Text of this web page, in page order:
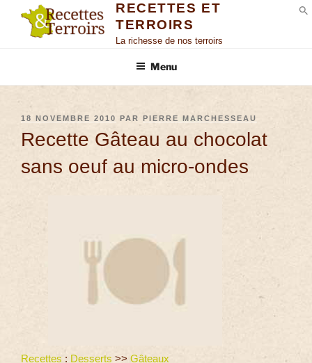
RECETTES ET
TERROIRS
La richesse de nos terroirs
Menu
18 NOVEMBRE 2010 PAR PIERRE MARCHESSEAU
Recette Gâteau au chocolat
sans oeuf au micro-ondes
Recettes : Desserts >> Gâteaux